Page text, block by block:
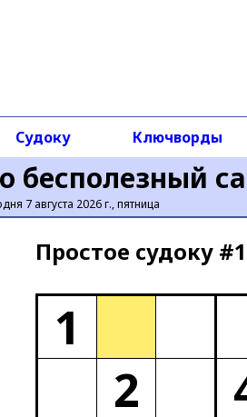
бесполезный
7 августа 2026 г., пятница
Судоку Ключворды
Простое cудоку
1
2